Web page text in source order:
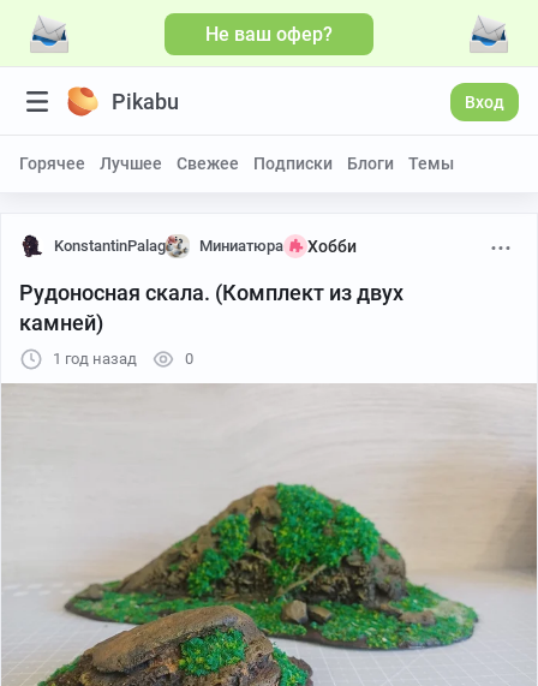
Не ваш офер?
Pikabu Вход
Горячее Лучшее Свежее Подписки Блоги Темы
KonstantinPalag Миниатюра Хобби
Рудоносная скала. (Комплект из двух
камней)
1 год назад 0